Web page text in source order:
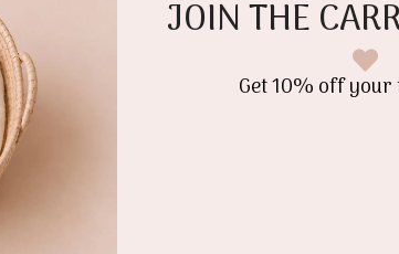
JOIN THE
Get 10% off